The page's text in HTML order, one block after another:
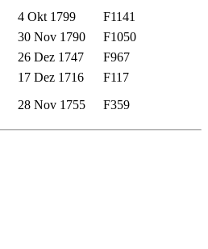
4 Okt 1799
F1141
30 Nov 1790
F1050
26 Dez 1747
F967
17 Dez 1716
F117
28 Nov 1755 F359